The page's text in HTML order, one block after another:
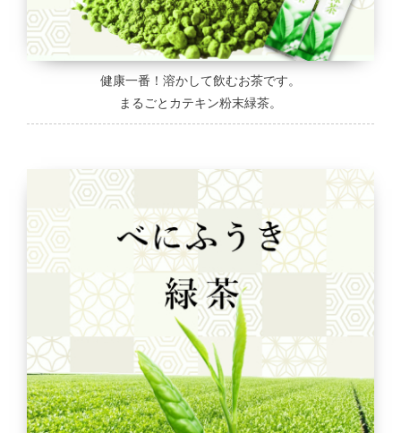
健康一番！溶かして飲むお茶です。
まるごとカテキン粉末緑茶。